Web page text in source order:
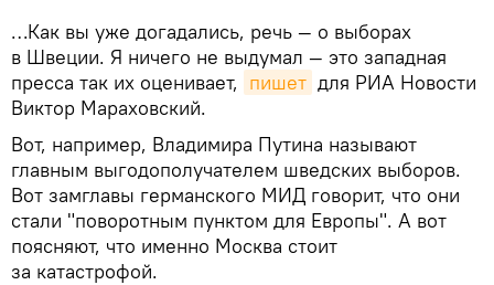
…Как вы уже догадались, речь — о выборах
в Швеции. Я ничего не выдумал — это западная
пресса так их оценивает, пишет для РИА Новости
Виктор Мараховский.
Вот, например, Владимира Путина называют
главным выгодополучателем шведских выборов.
Вот замглавы германского МИД говорит, что они
стали "поворотным пунктом для Европы". А вот
поясняют, что именно Москва стоит
за катастрофой.